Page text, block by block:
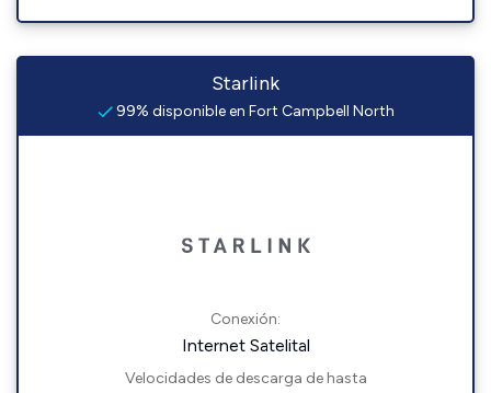
Starlink
99% disponible en Fort Campbell North
Conexión:
Internet Satelital
Velocidades de descarga de hasta